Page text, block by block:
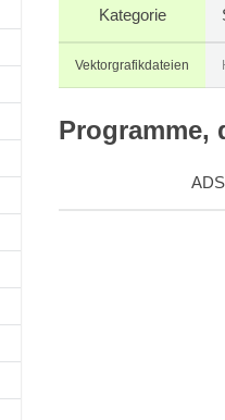
Kategorie
Vektorgrafikdateien
Programme,
ADS